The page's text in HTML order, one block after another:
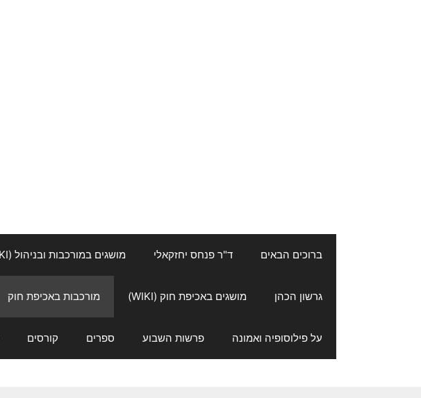
ברוכים הבאים ד"ר פנחס יחזקאלי מושגים במורכבות ובניהול (WIKI)
גרשון הכהן מושגים באכיפת חוק (WIKI) מורכבות באכיפת חוק
על פילוסופיה ואמונה פרשות השבוע ספרים קורסים